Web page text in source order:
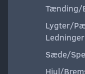
Tænding/
Lygter/
Ledninger
Sæde/
Hjul/